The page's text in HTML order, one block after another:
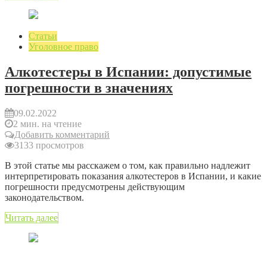
Статьи
Уголовное право
Алкотестеры в Испании: допустимые
погрешности в значениях
09.02.2022
2 мин. на чтение
Добавить комментарий
3133 просмотров
В этой статье мы расскажем о том, как правильно надлежит
интерпретировать показания алкотестеров в Испании, и какие
погрешности предусмотрены действующим
законодательством.
Читать далее